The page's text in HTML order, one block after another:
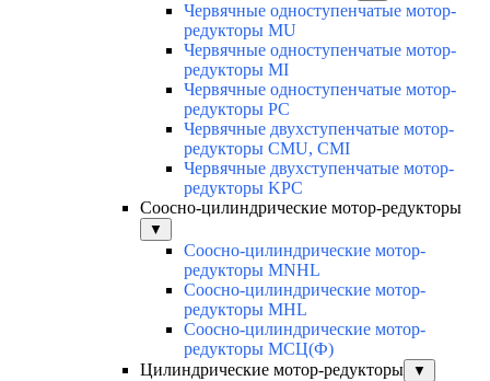
Червячные одноступенчатые мотор-
редукторы MU
Червячные одноступенчатые мотор-
редукторы MI
Червячные одноступенчатые мотор-
редукторы PC
Червячные двухступенчатые мотор-
редукторы CMU, CMI
Червячные двухступенчатые мотор-
редукторы KPC
Соосно-цилиндрические мотор-редукторы
▼
Соосно-цилиндрические мотор-
редукторы MNHL
Соосно-цилиндрические мотор-
редукторы MHL
Соосно-цилиндрические мотор-
редукторы МСЦ(Ф)
Цилиндрические мотор-редукторы
▼